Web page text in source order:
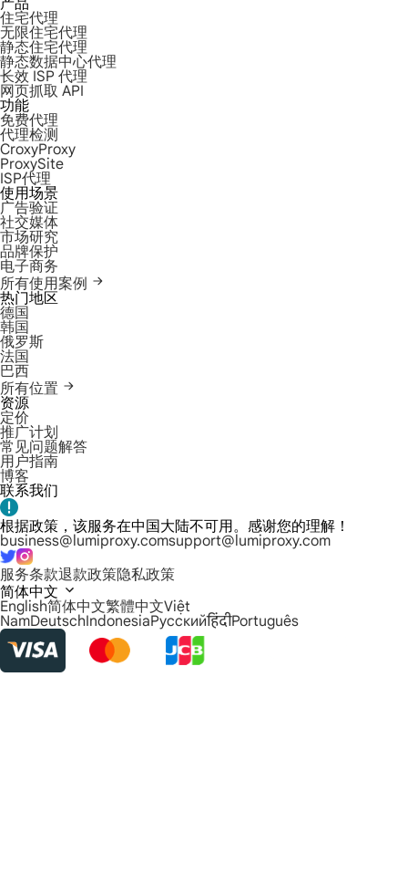
产品
住宅代理
无限住宅代理
静态住宅代理
静态数据中心代理
长效 ISP 代理
网页抓取 API
功能
免费代理
代理检测
CroxyProxy
ProxySite
ISP代理
使用场景
广告验证
社交媒体
市场研究
品牌保护
电子商务
所有使用案例
热门地区
德国
韩国
俄罗斯
法国
巴西
所有位置
资源
定价
推广计划
常见问题解答
用户指南
博客
联系我们
根据政策，该服务在中国大陆不可用。感谢您的理解！
business@lumiproxy.comsupport@lumiproxy.com
服务条款退款政策隐私政策
简体中文
English简体中文繁體中文Việt
NamDeutschIndonesiaРусскийहिंदीPortuguês